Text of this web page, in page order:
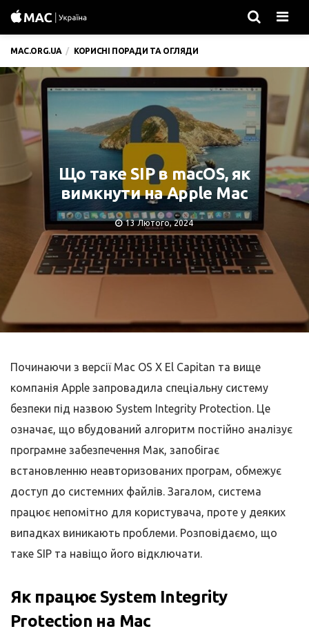
MAC.ORG.UA КОРИСНІ ПОРАДИ ТА ОГЛЯДИ
Що таке SIP в macOS, як
вимкнути на Apple Mac
13 Лютого, 2024
Починаючи з версії Mac OS X El Capitan та вище
компанія Apple запровадила спеціальну систему
безпеки під назвою System Integrity Protection. Це
означає, що вбудований алгоритм постійно аналізує
програмне забезпечення Мак, запобігає
встановленню неавторизованих програм, обмежує
доступ до системних файлів. Загалом, система
працює непомітно для користувача, проте у деяких
випадках виникають проблеми. Розповідаємо, що
таке SIP та навіщо його відключати.
Як працює System Integrity
Protection на Mac